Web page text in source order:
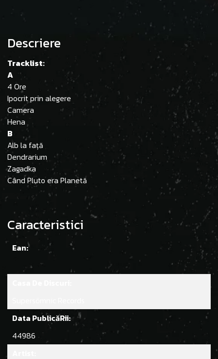
Descriere
Tracklist:
A
4 Ore
Ipocrit prin alegere
Camera
Hena
B
Alb la față
Dendrarium
Zagadka
Când Pluto era Planetă
Caracteristici
Ean:
Data PublicăRii:
44986